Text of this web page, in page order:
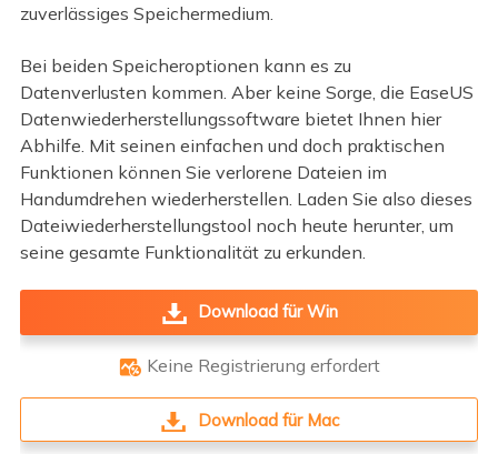
zuverlässiges Speichermedium.
Bei beiden Speicheroptionen kann es zu
Datenverlusten kommen. Aber keine Sorge, die EaseUS
Datenwiederherstellungssoftware bietet Ihnen hier
Abhilfe. Mit seinen einfachen und doch praktischen
Funktionen können Sie verlorene Dateien im
Handumdrehen wiederherstellen. Laden Sie also dieses
Dateiwiederherstellungstool noch heute herunter, um
seine gesamte Funktionalität zu erkunden.
Download für Win
 Keine Registrierung erfordert
Download für Mac